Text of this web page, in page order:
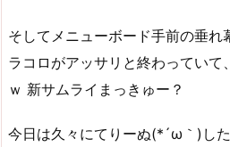
そしてメニューボード手前の垂れ
ラコロがアッサリと終わっていて
ｗ 新サムライまっきゅー？
今日は久々にてりーぬ(*´ω｀)し